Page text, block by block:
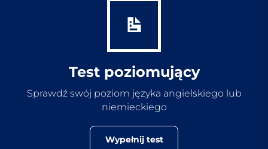
Test poziomujący
Sprawdź swój poziom języka angielskiego lub
niemieckiego
Wypełnij test